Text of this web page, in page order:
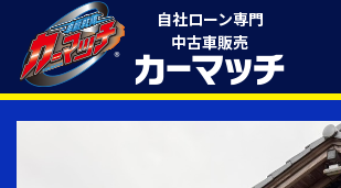
自社ローン専門
中古車販売